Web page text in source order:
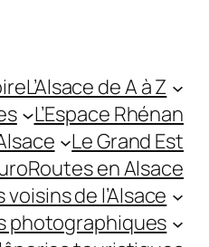
L’Alsace de A à Z
L’Espace Rhénan
Le Grand Est
en Alsace
voisins de l’Alsace
photographiques